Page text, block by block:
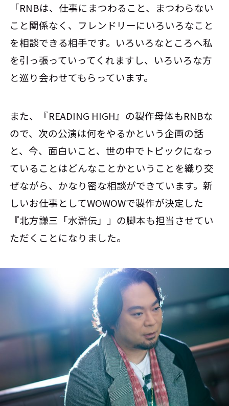
「RNBは、仕事にまつわること、まつわらない
こと関係なく、フレンドリーにいろいろなこと
を相談できる相手です。いろいろなところへ私
を引っ張っていってくれますし、いろいろな方
と巡り会わせてもらっています。
また、『READING HIGH』の製作母体もRNBな
ので、次の公演は何をやるかという企画の話
と、今、面白いこと、世の中でトピックになっ
ていることはどんなことかということを織り交
ぜながら、かなり密な相談ができています。新
しいお仕事としてWOWOWで製作が決定した
『北方謙三「水滸伝」』の脚本も担当させてい
ただくことになりました。